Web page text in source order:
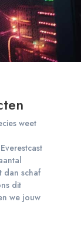
weet
dan schaf
dit
we jouw